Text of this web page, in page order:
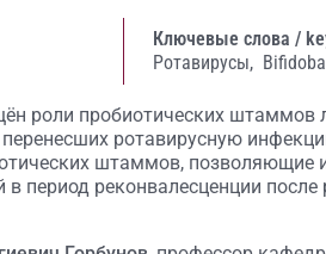
Ключевые слова /
Ротавирусы,
роли пробиотических штаммов
перенесших ротавирусную
штаммов, позволяющие
период реконвалесценции после